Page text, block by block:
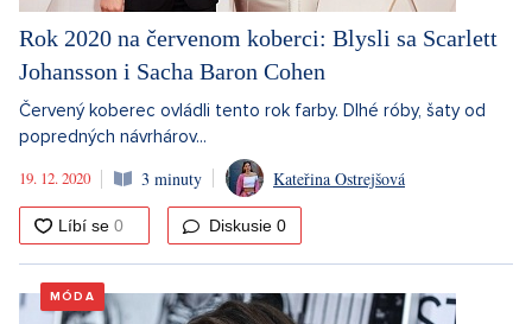
Rok 2020 na červenom koberci: Blysli sa Scarlett
Johansson i Sacha Baron Cohen
Červený koberec ovládli tento rok farby. Dlhé róby, šaty od
popredných návrhárov...
19. 12. 2020
3 minuty Kateřina Ostrejšová
Diskusie 0
MÓDA